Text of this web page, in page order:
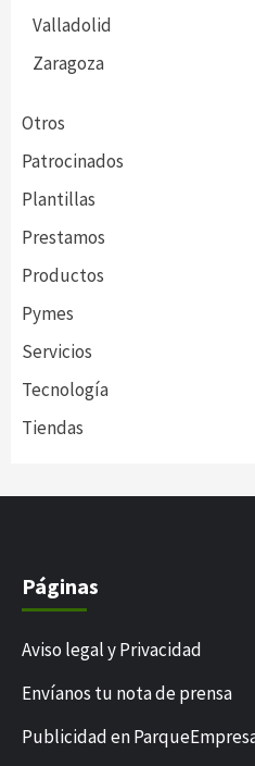
Valladolid
Zaragoza
Otros
Patrocinados
Plantillas
Prestamos
Productos
Pymes
Servicios
Tecnología
Tiendas
Páginas
Aviso legal y Privacidad
Envíanos tu nota de prensa
Publicidad en